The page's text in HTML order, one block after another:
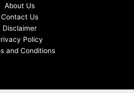
About Us
Contact Us
Disclaimer
Policy
and Conditions